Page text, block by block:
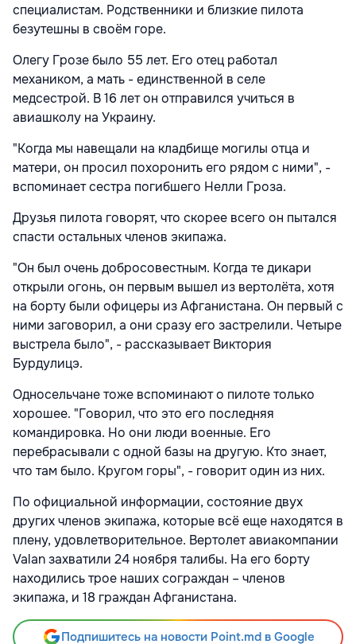
специалистам. Родственники и близкие пилота
безутешны в своём горе.
Олегу Грозе было 55 лет. Его отец работал
механиком, а мать - единственной в селе
медсестрой. В 16 лет он отправился учиться в
авиашколу на Украину.
"Когда мы навещали на кладбище могилы отца и
матери, он просил похоронить его рядом с ними", -
вспоминает сестра погибшего Нелли Гроза.
Друзья пилота говорят, что скорее всего он пытался
спасти остальных членов экипажа.
"Он был очень добросовестным. Когда те дикари
открыли огонь, он первым вышел из вертолёта, хотя
на борту были офицеры из Афганистана. Он первый с
ними заговорил, а они сразу его застрелили. Четыре
выстрела было", - рассказывает Виктория
Бурдулицэ.
Односельчане тоже вспоминают о пилоте только
хорошее. "Говорил, что это его последняя
командировка. Но они люди военные. Его
перебрасывали с одной базы на другую. Кто знает,
что там было. Кругом горы", - говорит один из них.
По официальной информации, состояние двух
других членов экипажа, которые всё еще находятся в
плену, удовлетворительное. Вертолет авиакомпании
Valan захватили 24 ноября талибы. На его борту
находились трое наших сограждан – членов
экипажа, и 18 граждан Афганистана.
Подпишитесь на новости Point.md в Google